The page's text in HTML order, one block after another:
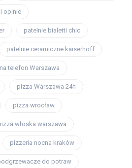
opinie
patelnie bialetti chic
patelnie ceramiczne kaiserhoff
telefon Warszawa
pizza Warszawa 24h
pizza wrocław
włoska warszawa
pizzeria nocna kraków
do potraw